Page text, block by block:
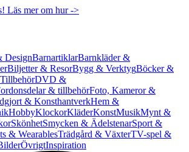
Läs mer om hur ->
DesignBarnartiklarBarnkläder &
Biljetter & ResorBygg & VerktygBöcker &
DVD &
& tillbehörFoto, Kameror &
& KonsthantverkHem &
HobbyKlockorKläderKonstMusikMynt &
SkönhetSmycken & ÄdelstenarSport &
& WearablesTrädgård & VäxterTV-spel &
ÖvrigtInspiration